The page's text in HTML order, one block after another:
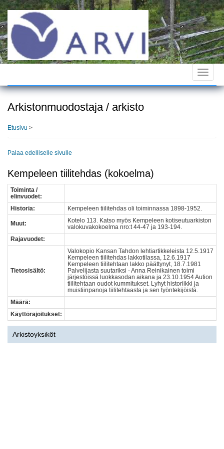
Hyppää
pääsisältöön
Toggle
Arkistonmuodostaja / arkisto
Etusivu >
Palaa edelliselle sivulle
Kempeleen tiilitehdas (kokoelma)
Toiminta /
elinvuodet:
Historia:
Kempeleen tiilitehdas oli toiminnassa 1898-1952.
Muut:
Kotelo 113. Katso myös Kempeleen kotiseutuarkiston
valokuvakokoelma nro:t 44-47 ja 193-194.
Rajavuodet:
Tietosisältö:
Valokopio Kansan Tahdon lehtiartikkeleista 12.5.1917
Kempeleen tiilitehdas lakkotilassa, 12.6.1917
Kempeleen tiilitehtaan lakko päättynyt, 18.7.1981
Palvelijasta suutariksi - Anna Reinikainen toimi
järjestöissä luokkasodan aikana ja 23.10.1954 Aution
tiilitehtaan oudot kummitukset. Lyhyt historiikki ja
muistiinpanoja tiilitehtaasta ja sen työntekijöistä.
Määrä:
Käyttörajoitukset:
Arkistoyksiköt